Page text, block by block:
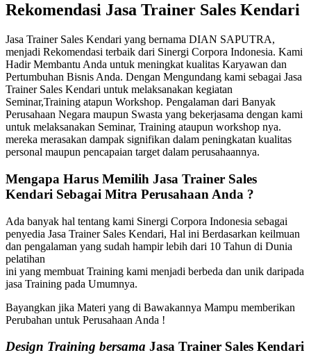
Rekomendasi Jasa Trainer Sales Kendari
Jasa Trainer Sales Kendari yang bernama DIAN SAPUTRA,
menjadi Rekomendasi terbaik dari Sinergi Corpora Indonesia. Kami
Hadir Membantu Anda untuk meningkat kualitas Karyawan dan
Pertumbuhan Bisnis Anda. Dengan Mengundang kami sebagai Jasa
Trainer Sales Kendari untuk melaksanakan kegiatan
Seminar,Training atapun Workshop. Pengalaman dari Banyak
Perusahaan Negara maupun Swasta yang bekerjasama dengan kami
untuk melaksanakan Seminar, Training ataupun workshop nya.
mereka merasakan dampak signifikan dalam peningkatan kualitas
personal maupun pencapaian target dalam perusahaannya.
Mengapa Harus Memilih Jasa Trainer Sales
Kendari Sebagai Mitra Perusahaan Anda ?
Ada banyak hal tentang kami Sinergi Corpora Indonesia sebagai
penyedia Jasa Trainer Sales Kendari, Hal ini Berdasarkan keilmuan
dan pengalaman yang sudah hampir lebih dari 10 Tahun di Dunia
pelatihan
ini yang membuat Training kami menjadi berbeda dan unik daripada
jasa Training pada Umumnya.
Bayangkan jika Materi yang di Bawakannya Mampu memberikan
Perubahan untuk Perusahaan Anda !
Design Training bersama Jasa Trainer Sales Kendari